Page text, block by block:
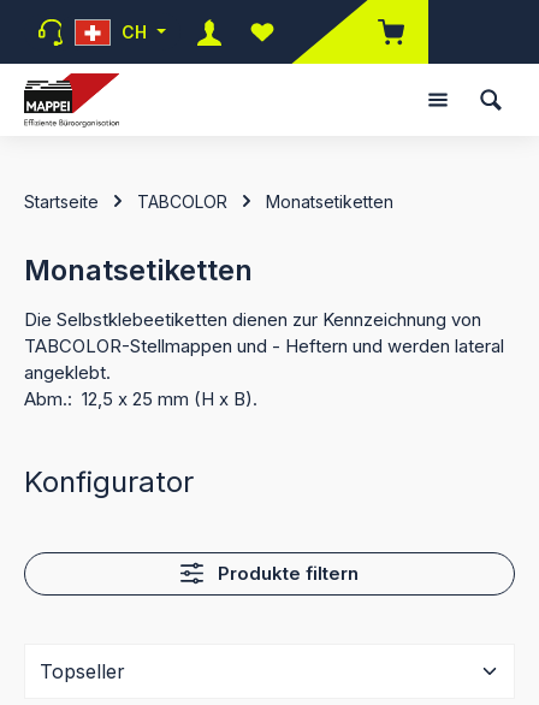
Zum Hauptinhalt springen
CH
Du hast 0 Produkte auf dem
Startseite TABCOLOR Monatsetiketten
Monatsetiketten
Die Selbstklebeetiketten dienen zur Kennzeichnung von
TABCOLOR-Stellmappen und - Heftern und werden lateral
angeklebt.
Abm.: 12,5 x 25 mm (H x B).
Konfigurator
Produkte filtern